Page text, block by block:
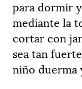
para dormir
mediante la
cortar con
sea tan
niño duerma